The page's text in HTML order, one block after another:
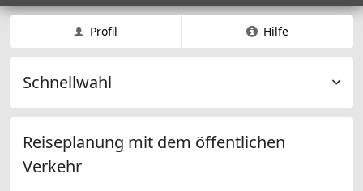
Profil Hilfe
Schnellwahl
Reiseplanung mit dem öffentlichen
Verkehr